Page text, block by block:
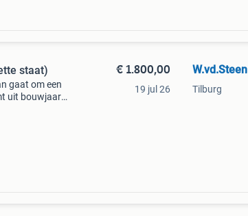
staat)
gaat om een
uit bouwjaar
€ 1.800,00
19 jul 26
W.vd.Steen
Tilburg